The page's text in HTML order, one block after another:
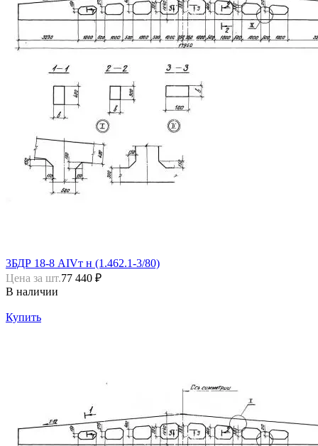
3БДР 18-8 АIVт н (1.462.1-3/80)
Цена за шт.77 440 ₽
В наличии
Купить